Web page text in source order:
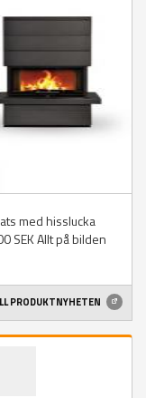
med hisslucka
SEK Allt på bilden
PRODUKTNYHETEN